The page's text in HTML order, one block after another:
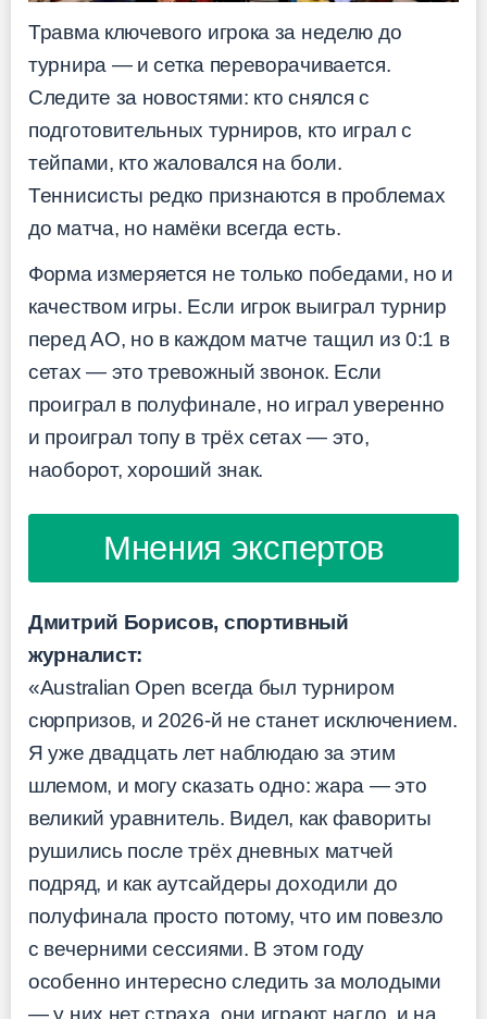
Травма ключевого игрока за неделю до
турнира — и сетка переворачивается.
Следите за новостями: кто снялся с
подготовительных турниров, кто играл с
тейпами, кто жаловался на боли.
Теннисисты редко признаются в проблемах
до матча, но намёки всегда есть.
Форма измеряется не только победами, но и
качеством игры. Если игрок выиграл турнир
перед AO, но в каждом матче тащил из 0:1 в
сетах — это тревожный звонок. Если
проиграл в полуфинале, но играл уверенно
и проиграл топу в трёх сетах — это,
наоборот, хороший знак.
Мнения экспертов
Дмитрий Борисов, спортивный
журналист:
«Australian Open всегда был турниром
сюрпризов, и 2026-й не станет исключением.
Я уже двадцать лет наблюдаю за этим
шлемом, и могу сказать одно: жара — это
великий уравнитель. Видел, как фавориты
рушились после трёх дневных матчей
подряд, и как аутсайдеры доходили до
полуфинала просто потому, что им повезло
с вечерними сессиями. В этом году
особенно интересно следить за молодыми
— у них нет страха, они играют нагло, и на